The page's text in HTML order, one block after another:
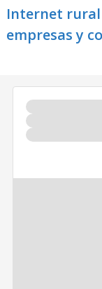
Internet rural
empresas y